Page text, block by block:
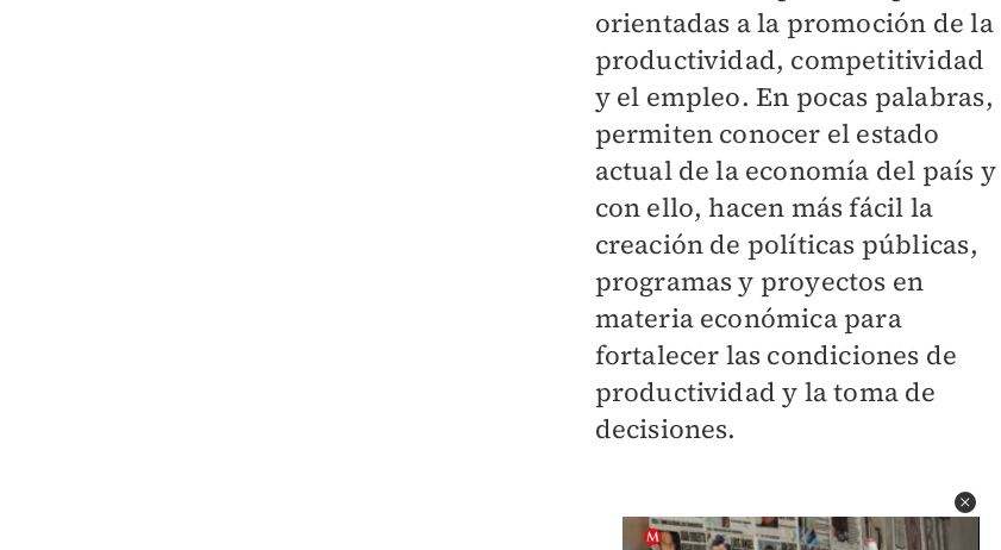
orientadas a la promoción de la
productividad, competitividad
y el empleo. En pocas palabras,
permiten conocer el estado
actual de la economía del país y
con ello, hacen más fácil la
creación de políticas públicas,
programas y proyectos en
materia económica para
fortalecer las condiciones de
productividad y la toma de
decisiones.